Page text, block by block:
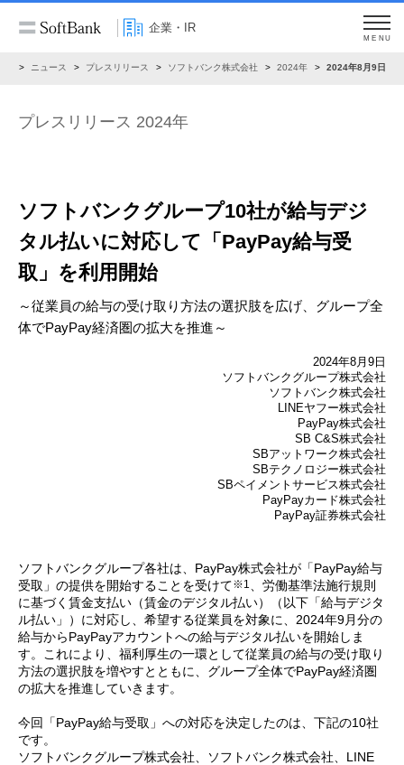
企業・IR
MENU
ニュース プレスリリース ソフトバンク株式会社 2024年 2024年8月9日
プレスリリース 2024年
ソフトバンクグループ10社が給与デジ
タル払いに対応して 「PayPay給与受
取」を利用開始
～従業員の給与の受け取り方法の選択肢を広げ、グループ全
体でPayPay経済圏の拡大を推進～
2024年8月9日
ソフトバンクグループ株式会社
ソフトバンク株式会社
LINEヤフー株式会社
PayPay株式会社
SB C&S株式会社
SBアットワーク株式会社
SBテクノロジー株式会社
SBペイメントサービス株式会社
PayPayカード株式会社
PayPay証券株式会社
ソフトバンクグループ各社は、PayPay株式会社が「PayPay給与
受取」の提供を開始することを受けて※1 、労働基準法施行規則
に基づく賃金支払い（賃金のデジタル払い）（以下「給与デジタ
ル払い」）に対応し、希望する従業員を対象に、2024年9月分の
給与からPayPayアカウントへの給与デジタル払いを開始しま
す。これにより、福利厚生の一環として従業員の給与の受け取り
方法の選択肢を増やすとともに、グループ全体でPayPay経済圏
の拡大を推進していきます。
今回「PayPay給与受取」への対応を決定したのは、下記の10社
です。
ソフトバンクグループ株式会社、ソフトバンク株式会社、LINE